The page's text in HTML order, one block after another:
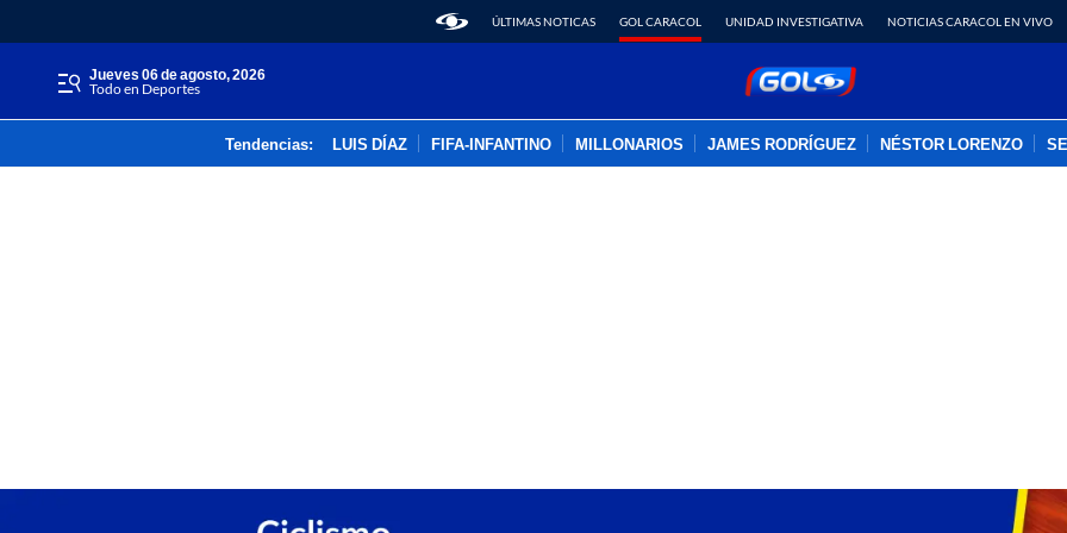
ÚLTIMAS NOTICAS GOL CARACOL UNIDAD INVESTIGATIVA NOTICIAS CARACOL EN VIVO
jueves 06 de agosto, 2026
Todo en Deportes
Tendencias: LUIS DÍAZ FIFA-INFANTINO MILLONARIOS JAMES RODRÍGUEZ NÉSTOR LORENZO